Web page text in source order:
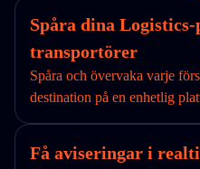
Spåra dina
transportörer
Spåra och övervaka varje
destination på en enhetlig
Få aviseringar i